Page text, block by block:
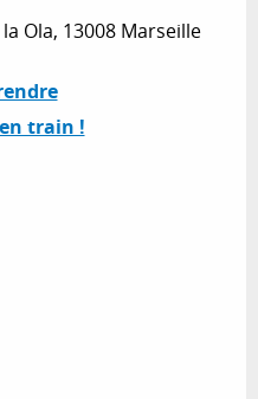
Ola, 13008 Marseille
train !